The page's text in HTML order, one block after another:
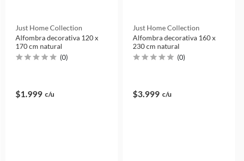
Just Home Collection
Alfombra decorativa 120 x
170 cm natural
(0)
$1.999 c/u
Just Home Collection
Alfombra decorativa 160 x
230 cm natural
(0)
$3.999 c/u